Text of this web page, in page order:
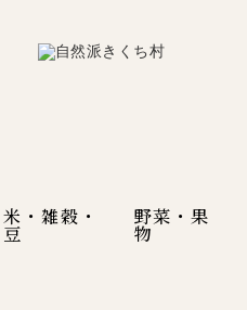
米・雑穀・
豆
野菜・果
物